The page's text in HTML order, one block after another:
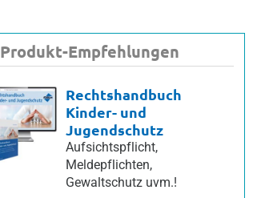
Produkt-Empfehlungen
Rechtshandbuch
Kinder- und
Jugendschutz
Aufsichtspflicht,
Meldepflichten,
Gewaltschutz uvm.!